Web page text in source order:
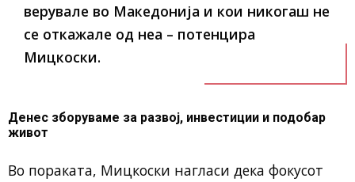
верувале во Македонија и кои никогаш не
се откажале од неа – потенцира
Мицкоски.
Денес зборуваме за развој, инвестиции и подобар
живот
Во пораката, Мицкоски нагласи дека фокусот